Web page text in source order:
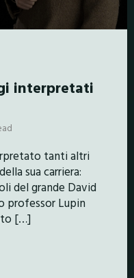
interpretati
tanti altri
sua carriera:
del grande David
professor Lupin
[…]